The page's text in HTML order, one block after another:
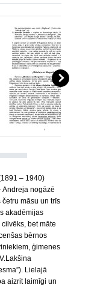
– 1940)
Andreja nogāzē
māsu un trīs
akadēmijas
bet māte
bērnos
ģimenes
Lielajā
aizrit laimīgi un